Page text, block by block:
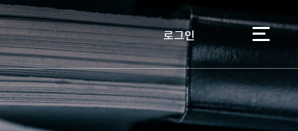
로그인 이용자